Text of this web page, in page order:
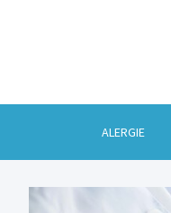
ALERGIE